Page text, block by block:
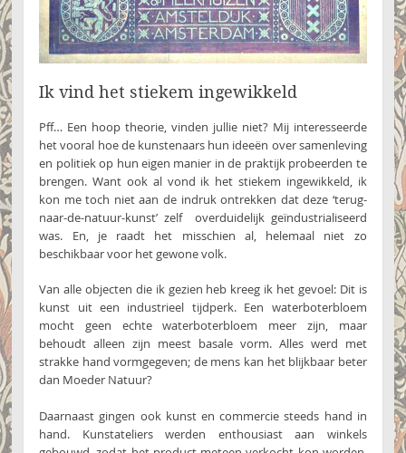
Ik vind het stiekem ingewikkeld
Pff… Een hoop theorie, vinden jullie niet? Mij interesseerde
het vooral hoe de kunstenaars hun ideeën over samenleving
en politiek op hun eigen manier in de praktijk probeerden te
brengen. Want ook al vond ik het stiekem ingewikkeld, ik
kon me toch niet aan de indruk ontrekken dat deze ‘terug-
naar-de-natuur-kunst’ zelf overduidelijk geïndustrialiseerd
was. En, je raadt het misschien al, helemaal niet zo
beschikbaar voor het gewone volk.
Van alle objecten die ik gezien heb kreeg ik het gevoel: Dit is
kunst uit een industrieel tijdperk. Een waterboterbloem
mocht geen echte waterboterbloem meer zijn, maar
behoudt alleen zijn meest basale vorm. Alles werd met
strakke hand vormgegeven; de mens kan het blijkbaar beter
dan Moeder Natuur?
Daarnaast gingen ook kunst en commercie steeds hand in
hand. Kunstateliers werden enthousiast aan winkels